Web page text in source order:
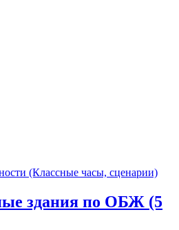
(Классные часы, сценарии)
здания по ОБЖ (5